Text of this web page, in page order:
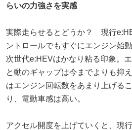
らいの力強さを実感
実際走らせるとどうか？ 現行
ントロールでもすぐにエンジン始
次世代e:HEVはかなり粘る印象。
と動のギャップは今までよりも抑
はエンジン回転数をあまり上げる
り、電動車感は高い。
アクセル開度を上げていくと、現